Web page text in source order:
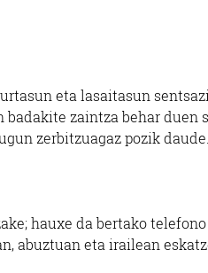
eta lasaitasun
zaintza behar duen
zerbitzuagaz pozik daude.
hauxe da bertako telefono
abuztuan eta irailean